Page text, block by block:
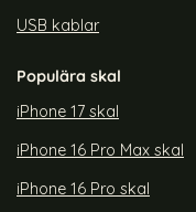
USB kablar
Populära skal
iPhone 17 skal
iPhone 16 Pro Max skal
iPhone 16 Pro skal